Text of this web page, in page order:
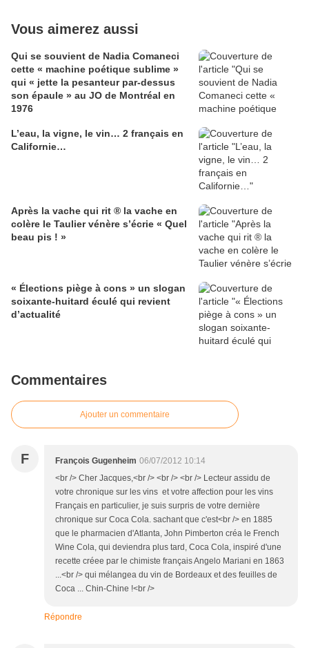
Vous aimerez aussi
Qui se souvient de Nadia Comaneci
cette « machine poétique sublime »
qui « jette la pesanteur par-dessus
son épaule » au JO de Montréal en
1976
L’eau, la vigne, le vin… 2 français en
Californie…
Après la vache qui rit ® la vache en
colère le Taulier vénère s’écrie « Quel
beau pis ! »
« Élections piège à cons » un slogan
soixante-huitard éculé qui revient
d’actualité
Commentaires
Ajouter un commentaire
F François Gugenheim 06/07/2012 10:14
<br /> Cher Jacques,<br /> <br /> <br /> Lecteur assidu de
votre chronique sur les vins et votre affection pour les vins
Français en particulier, je suis surpris de votre dernière
chronique sur Coca Cola. sachant que c'est<br /> en 1885
que le pharmacien d'Atlanta, John Pimberton créa le French
Wine Cola, qui deviendra plus tard, Coca Cola, inspiré d'une
recette créee par le chimiste français Angelo Mariani en 1863
...<br /> qui mélangea du vin de Bordeaux et des feuilles de
Coca ... Chin-Chine !<br />
Répondre